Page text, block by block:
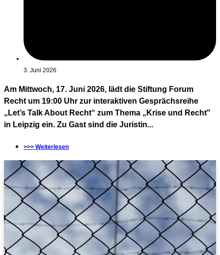
3. Juni 2026
Am Mittwoch, 17. Juni 2026, lädt die Stiftung Forum
Recht um 19:00 Uhr zur interaktiven Gesprächsreihe
„Let’s Talk About Recht“ zum Thema „Krise und Recht"
in Leipzig ein. Zu Gast sind die Juristin...
>>> Weiterlesen